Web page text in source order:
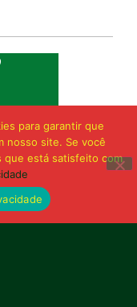
para garantir que
nosso site. Se você
que está satisfeito com